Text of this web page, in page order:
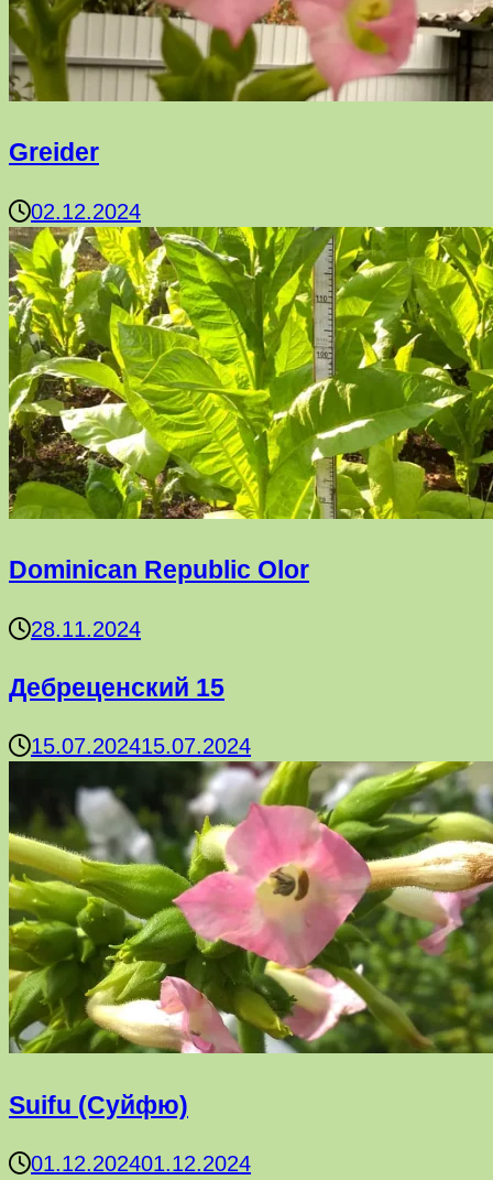
Greider
02.12.2024
Dominican Republic Olor
28.11.2024
Дебреценский 15
15.07.202415.07.2024
Suifu (Суйфю)
01.12.202401.12.2024